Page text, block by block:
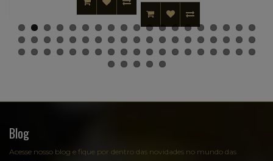
Blog
Acesse nosso blog e fique por dentro das novidades no mundo das